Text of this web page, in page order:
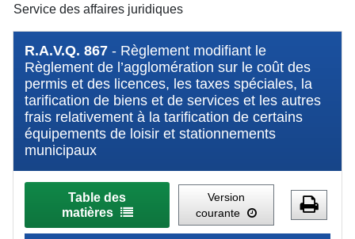
Service des affaires juridiques
R.A.V.Q. 867 - Règlement modifiant le
Règlement de l’agglomération sur le coût des
permis et des licences, les taxes spéciales, la
tarification de biens et de services et les autres
frais relativement à la tarification de certains
équipements de loisir et stationnements
municipaux
Table des
matières
Version
courante